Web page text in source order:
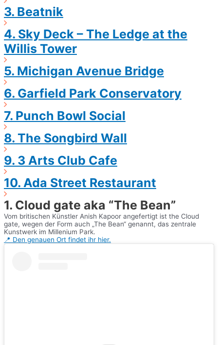
3. Beatnik​
4. Sky Deck – The Ledge at the
Willis Tower
5. Michigan Avenue Bridge
6. Garfield Park Conservatory
7. Punch Bowl Social
8. The Songbird Wall
9. 3 Arts Club Cafe
10. Ada Street Restaurant
1. Cloud gate aka “The Bean”
Vom britischen Künstler Anish Kapoor angefertigt ist the Cloud
gate, wegen der Form auch „The Bean“ genannt, das zentrale
Kunstwerk im Millenium Park.
📍 Den genauen Ort findet ihr hier.